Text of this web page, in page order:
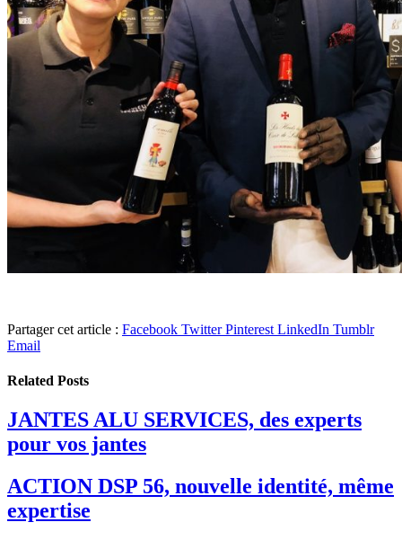
Partager cet article : Facebook Twitter Pinterest LinkedIn Tumblr
Email
Related Posts
JANTES ALU SERVICES, des experts
pour vos jantes
ACTION DSP 56, nouvelle identité, même
expertise